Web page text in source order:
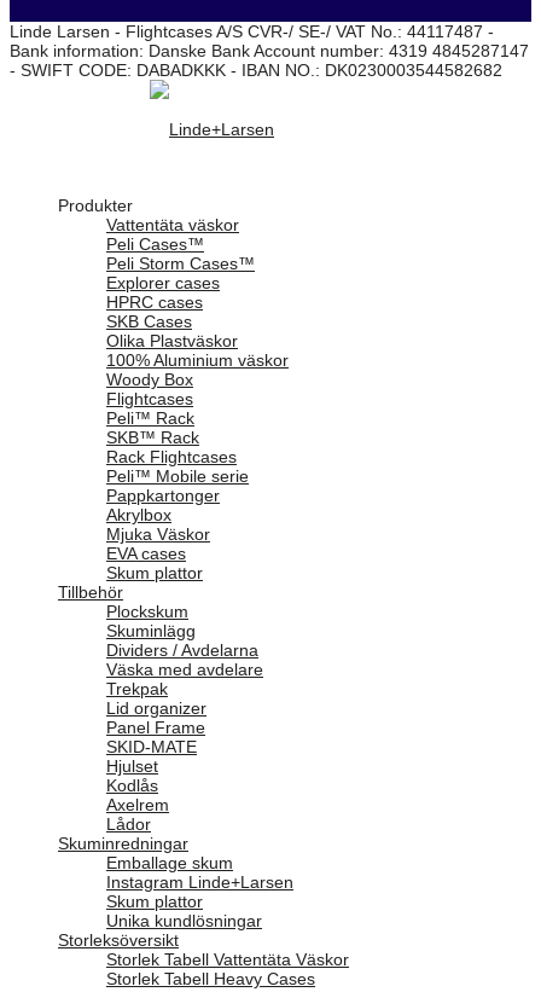
Linde Larsen - Flightcases A/S CVR-/ SE-/ VAT No.: 44117487 -
Bank information: Danske Bank Account number: 4319 4845287147
- SWIFT CODE: DABADKKK - IBAN NO.: DK0230003544582682
Produkter
Vattentäta väskor
Peli Cases™
Peli Storm Cases™
Explorer cases
HPRC cases
SKB Cases
Olika Plastväskor
100% Aluminium väskor
Woody Box
Flightcases
Peli™ Rack
SKB™ Rack
Rack Flightcases
Peli™ Mobile serie
Pappkartonger
Akrylbox
Mjuka Väskor
EVA cases
Skum plattor
Tillbehör
Plockskum
Skuminlägg
Dividers / Avdelarna
Väska med avdelare
Trekpak
Lid organizer
Panel Frame
SKID-MATE
Hjulset
Kodlås
Axelrem
Lådor
Skuminredningar
Emballage skum
Instagram Linde+Larsen
Skum plattor
Unika kundlösningar
Storleksöversikt
Storlek Tabell Vattentäta Väskor
Storlek Tabell Heavy Cases